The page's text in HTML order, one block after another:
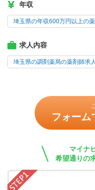
年収
埼玉県の年収600万円以上の
求人内容
埼玉県の調剤薬局の薬剤師求人
フォーム
マイナ
希望通りの